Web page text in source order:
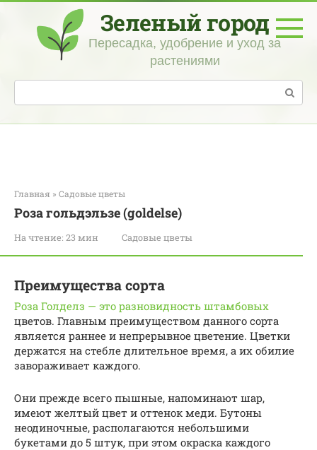
Перейти
контенту
Зеленый город
Пересадка, удобрение и уход за
растениями
Поиск:
Главная » Садовые цветы
Роза гольдэльзе (goldelse)
На чтение: 23 мин Садовые цветы
Преимущества сорта
Роза Голделз — это разновидность штамбовых
цветов. Главным преимуществом данного сорта
является раннее и непрерывное цветение. Цветки
держатся на стебле длительное время, а их обилие
завораживает каждого.
Они прежде всего пышные, напоминают шар,
имеют желтый цвет и оттенок меди. Бутоны
неодиночные, располагаются небольшими
букетами до 5 штук, при этом окраска каждого